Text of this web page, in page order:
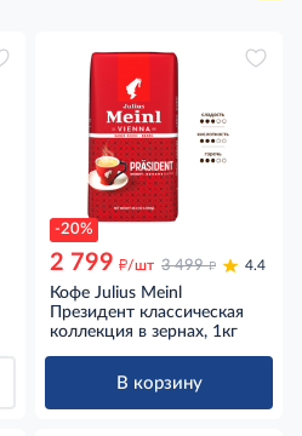
-20%
2 799 д/шт 3 499 д 4.4
Кофе Julius Meinl
Президент классическая
коллекция в зернах, 1кг
В корзину